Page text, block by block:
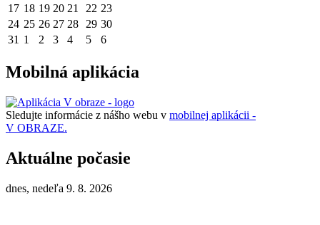
17 18 19 20 21 22 23
24 25 26 27 28 29 30
31 1 2 3 4 5 6
Mobilná aplikácia
Sledujte informácie z nášho webu v mobilnej aplikácii -
V OBRAZE.
Aktuálne počasie
dnes, nedeľa 9. 8. 2026